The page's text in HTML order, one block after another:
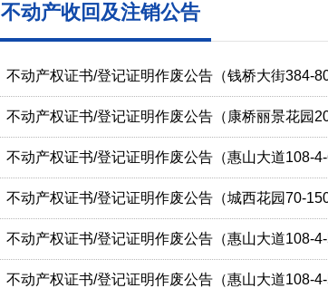
不动产收回及注销公告
不动产权证书/登记证明作废公告（钱桥大街384-
不动产权证书/登记证明作废公告（康桥丽景花园
不动产权证书/登记证明作废公告（惠山大道108-4-
不动产权证书/登记证明作废公告（城西花园70-
不动产权证书/登记证明作废公告（惠山大道108-4-
不动产权证书/登记证明作废公告（惠山大道108-4-